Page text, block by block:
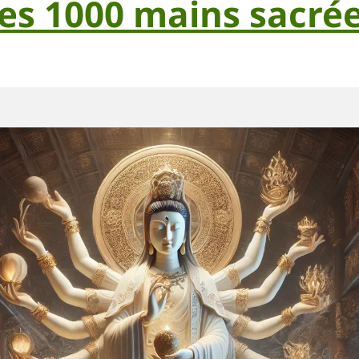
1000 mains